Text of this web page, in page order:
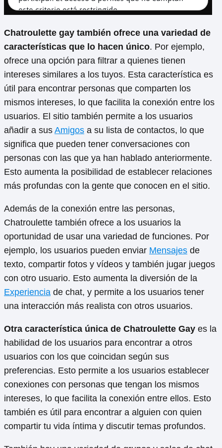
Chatroulette gay también ofrece una variedad de
características que lo hacen único. Por ejemplo,
ofrece una opción para filtrar a quienes tienen
intereses similares a los tuyos. Esta característica es
útil para encontrar personas que comparten los
mismos intereses, lo que facilita la conexión entre los
usuarios. El sitio también permite a los usuarios
añadir a sus Amigos a su lista de contactos, lo que
significa que pueden tener conversaciones con
personas con las que ya han hablado anteriormente.
Esto aumenta la posibilidad de establecer relaciones
más profundas con la gente que conocen en el sitio.
Además de la conexión entre las personas,
Chatroulette también ofrece a los usuarios la
oportunidad de usar una variedad de funciones. Por
ejemplo, los usuarios pueden enviar Mensajes de
texto, compartir fotos y vídeos y también jugar juegos
con otro usuario. Esto aumenta la diversión de la
Experiencia de chat, y permite a los usuarios tener
una interacción más realista con otros usuarios.
Otra característica única de Chatroulette Gay es la
habilidad de los usuarios para encontrar a otros
usuarios con los que coincidan según sus
preferencias. Esto permite a los usuarios establecer
conexiones con personas que tengan los mismos
intereses, lo que facilita la conexión entre ellos. Esto
también es útil para encontrar a alguien con quien
compartir tu vida íntima y discutir temas profundos.